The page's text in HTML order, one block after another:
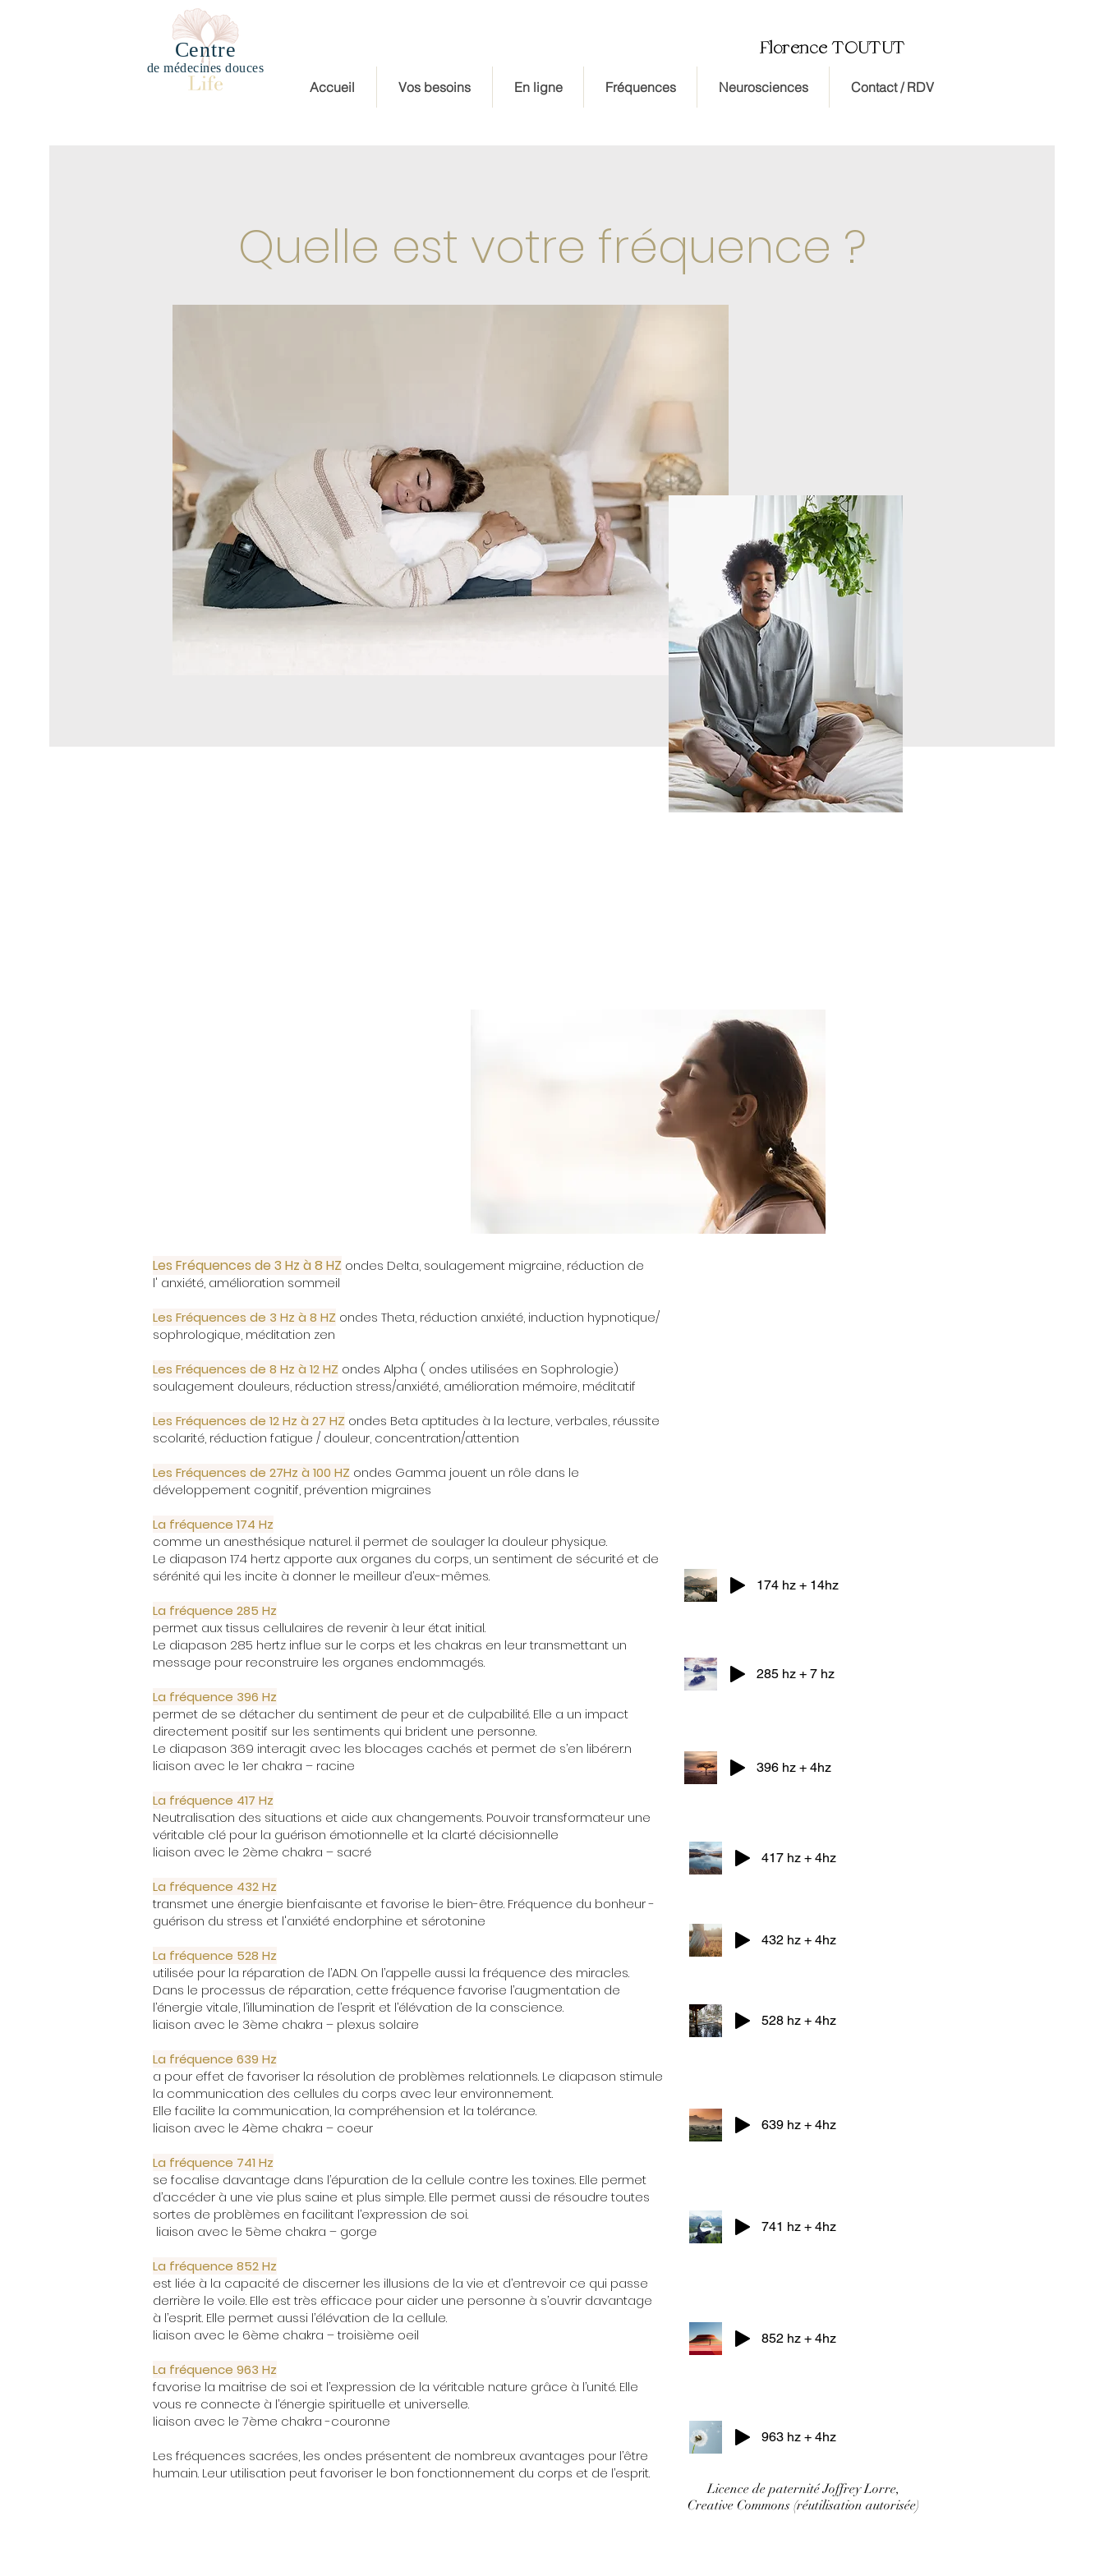
Centre
de médecines douces
centre d e sophrologie-espace relaxation dax espace-relaxation.com médecine douces la santé au naturel A DAX
Florence TOUTUT
cee sophrologie-espace relaxation dax espace-relaxation.com
Accueil Vos besoins En ligne Fréquences Neurosciences Contact / RDV
Quelle est votre fréquence ?
174 hz + 14hz
285 hz + 7 hz
396 hz + 4hz
417 hz + 4hz
432 hz + 4hz
528 hz + 4hz
639 hz + 4hz
741 hz + 4hz
852 hz + 4hz
963 hz + 4hz
Licence de paternité Joffrey Lorre,
Creative Commons (réutilisation autorisée)
Les Fréquences de 3 Hz à 8 HZ ondes Delta, soulagement migraine, réduction de
l' anxiété, amélioration sommeil
Les Fréquences de 3 Hz à 8 HZ ondes Theta, réduction anxiété, induction hypnotique/
sophrologique, méditation zen
Les Fréquences de 8 Hz à 12 HZ ondes Alpha ( ondes utilisées en Sophrologie)
soulagement douleurs, réduction stress/anxiété, amélioration mémoire, méditatif
Les Fréquences de 12 Hz à 27 HZ ondes Beta aptitudes à la lecture, verbales, réussite
scolarité, réduction fatigue / douleur, concentration/attention
Les Fréquences de 27Hz à 100 HZ ondes Gamma jouent un rôle dans le
développement cognitif, prévention migraines
La fréquence 174 Hz
comme un anesthésique naturel. il permet de soulager la douleur physique.
Le diapason 174 hertz apporte aux organes du corps, un sentiment de sécurité et de
sérénité qui les incite à donner le meilleur d’eux-mêmes.
La fréquence 285 Hz
permet aux tissus cellulaires de revenir à leur état initial.
Le diapason 285 hertz influe sur le corps et les chakras en leur transmettant un
message pour reconstruire les organes endommagés.
La fréquence 396 Hz
permet de se détacher du sentiment de peur et de culpabilité. Elle a un impact
directement positif sur les sentiments qui brident une personne.
Le diapason 369 interagit avec les blocages cachés et permet de s’en libérer.n
liaison avec le 1er chakra – racine
La fréquence 417 Hz
Neutralisation des situations et aide aux changements. Pouvoir transformateur une
véritable clé pour la guérison émotionnelle et la clarté décisionnelle
liaison avec le 2ème chakra – sacré
La fréquence 432 Hz
transmet une énergie bienfaisante et favorise le bien-être. Fréquence du bonheur -
guérison du stress et l'anxiété endorphine et sérotonine
La fréquence 528 Hz
utilisée pour la réparation de l’ADN. On l’appelle aussi la fréquence des miracles.
Dans le processus de réparation, cette fréquence favorise l’augmentation de
l’énergie vitale, l’illumination de l’esprit et l’élévation de la conscience.
liaison avec le 3ème chakra – plexus solaire
La fréquence 639 Hz
a pour effet de favoriser la résolution de problèmes relationnels. Le diapason stimule
la communication des cellules du corps avec leur environnement.
Elle facilite la communication, la compréhension et la tolérance.
liaison avec le 4ème chakra – coeur
La fréquence 741 Hz
se focalise davantage dans l’épuration de la cellule contre les toxines. Elle permet
d’accéder à une vie plus saine et plus simple. Elle permet aussi de résoudre toutes
sortes de problèmes en facilitant l’expression de soi.
liaison avec le 5ème chakra – gorge
La fréquence 852 Hz
est liée à la capacité de discerner les illusions de la vie et d’entrevoir ce qui passe
derrière le voile. Elle est très efficace pour aider une personne à s’ouvrir davantage
à l’esprit. Elle permet aussi l’élévation de la cellule.
liaison avec le 6ème chakra – troisième oeil
La fréquence 963 Hz
favorise la maitrise de soi et l’expression de la véritable nature grâce à l’unité. Elle
vous re connecte à l’énergie spirituelle et universelle.
liaison avec le 7ème chakra -couronne
Les fréquences sacrées, les ondes présentent de nombreux avantages pour l’être
humain. Leur utilisation peut favoriser le bon fonctionnement du corps et de l’esprit.